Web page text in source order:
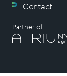
Contact
Partner of